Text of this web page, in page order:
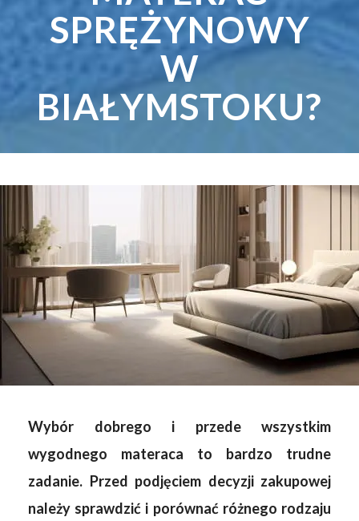
SPRĘŻYNOWY
W
BIAŁYMSTOKU?
Wybór dobrego i przede wszystkim
wygodnego materaca to bardzo trudne
zadanie. Przed podjęciem decyzji zakupowej
należy sprawdzić i porównać różnego rodzaju